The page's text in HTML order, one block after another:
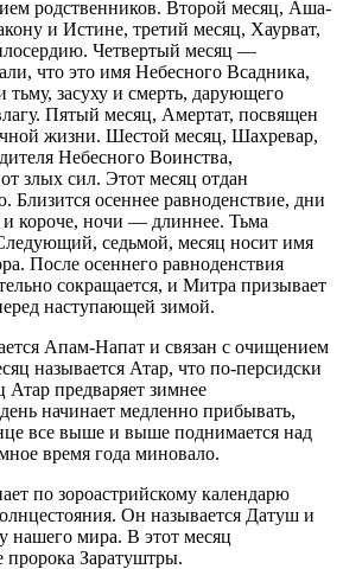
Апам-Напат и связан с очищением
называется Атар, что по-персидски
Атар предваряет зимнее
начинает медленно прибывать,
все выше и выше поднимается над
время года миновало.
по зороастрийскому календарю
Он называется Датуш и
нашего мира. В этот месяц
пророка Заратуштры.